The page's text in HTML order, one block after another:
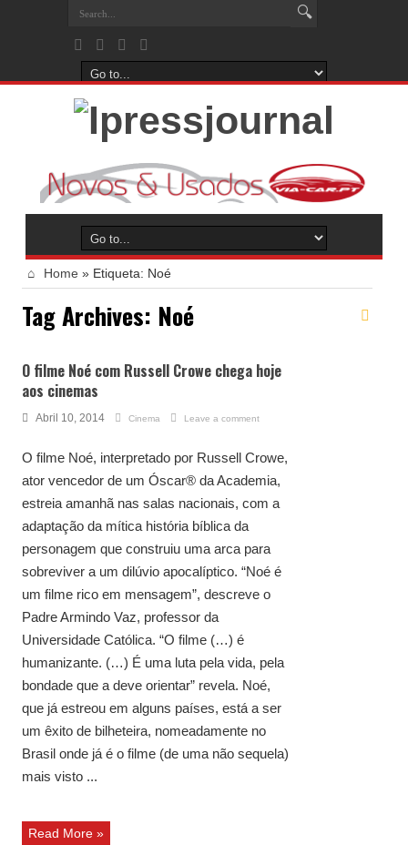
Home » Etiqueta: Noé
Tag Archives: Noé
O filme Noé com Russell Crowe chega hoje
aos cinemas
Abril 10, 2014 Cinema Leave a comment
O filme Noé, interpretado por Russell Crowe,
ator vencedor de um Óscar® da Academia,
estreia amanhã nas salas nacionais, com a
adaptação da mítica história bíblica da
personagem que construiu uma arca para
sobreviver a um dilúvio apocalíptico. “Noé é
um filme rico em mensagem”, descreve o
Padre Armindo Vaz, professor da
Universidade Católica. “O filme (…) é
humanizante. (…) É uma luta pela vida, pela
bondade que a deve orientar” revela. Noé,
que já estreou em alguns países, está a ser
um êxito de bilheteira, nomeadamente no
Brasil onde já é o filme (de uma não sequela)
mais visto ...
Read More »